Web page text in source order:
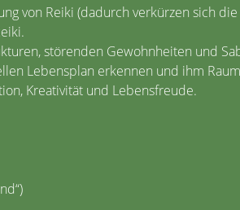
von Reiki (dadurch verkürzen sich
störenden Gewohnheiten und
Lebensplan erkennen und ihm
Kreativität und Lebensfreude.